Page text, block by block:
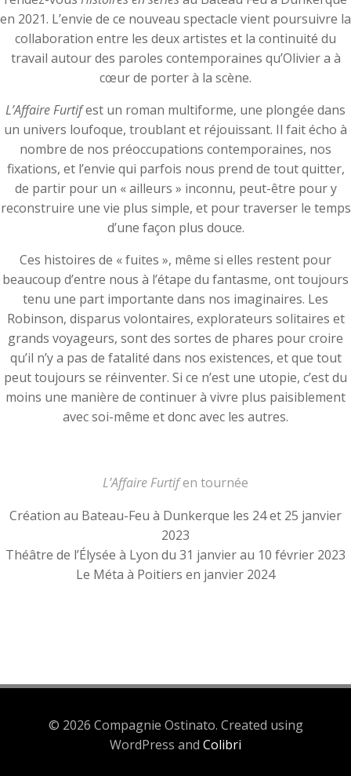
en 2021. L’envie de ce nouveau spectacle vient poursuivre la
collaboration entre les deux artistes et la continuité du
travail autour des paroles contemporaines qu’Olivier a à
cœur de porter à la scène.
L’Affaire Furtifest un roman multiforme, une plongée dans
un univers loufoque, troublant et réjouissant. Il fait écho à
nombre de nos préoccupations contemporaines, nos
fixations, et l’envie qui parfois nous prend de tout quitter,
de partir pour un « ailleurs » inconnu, peut-être pour y
reconstruire une vie plus simple, et pour traverser le temps
d’une façon plus douce.
Ces histoires de « fuites », même si elles restent pour
beaucoup d’entre nous à l’étape du fantasme, ont toujours
tenu une part importante dans nos imaginaires. Les
Robinson, disparus volontaires, explorateurs solitaires et
grands voyageurs, sont des sortes de phares pour croire
qu’il n’y a pas de fatalité dans nos existences, et que tout
peut toujours se réinventer. Si ce n’est une utopie, c’est du
moins une manière de continuer à vivre plus paisiblement
avec soi-même et donc avec les autres.
L’Affaire Furtifen tournée
Création au Bateau-Feu à Dunkerque les 24 et 25 janvier
2023
Théâtre de l’Élysée à Lyon du 31 janvier au 10 février 2023
Le Méta à Poitiers en janvier 2024
© 2026 Compagnie Ostinato. Created using
WordPress and Colibri